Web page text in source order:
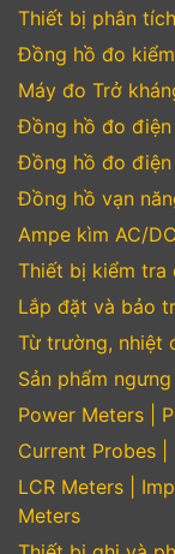
Thiết bị phân
Đồng hồ đo
Máy đo Trở
Đồng hồ đo
Đồng hồ đo
Đồng hồ vạn
Ampe kìm AC/DC
Thiết bị kiểm tra
Lắp đặt và bảo
Từ trường, nhiệt
Sản phẩm
Power Meters |
Current Probes |
LCR Meters |
Meters